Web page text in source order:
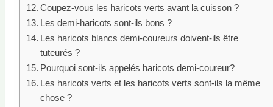
Coupez-vous les haricots verts avant la cuisson ?
Les demi-haricots sont-ils bons ?
Les haricots blancs demi-coureurs doivent-ils être
tuteurés ?
Pourquoi sont-ils appelés haricots demi-coureur?
Les haricots verts et les haricots verts sont-ils la même
chose ?